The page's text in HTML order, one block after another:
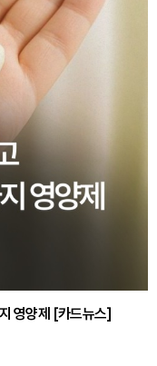
가지 [카드뉴스]
영양제 [카드뉴스]